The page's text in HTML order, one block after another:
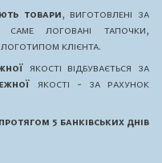
товари, виготовлені за
саме логовані тапочки,
клієнта.
якості відбувається за
якості - за рахунок
5 банківських днів